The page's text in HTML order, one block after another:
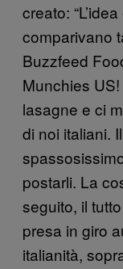
creato:
comparivano
Buzzfeed
Munchies
lasagne e ci
di noi italiani.
postarli. La
seguito, il
presa in giro
italianità,